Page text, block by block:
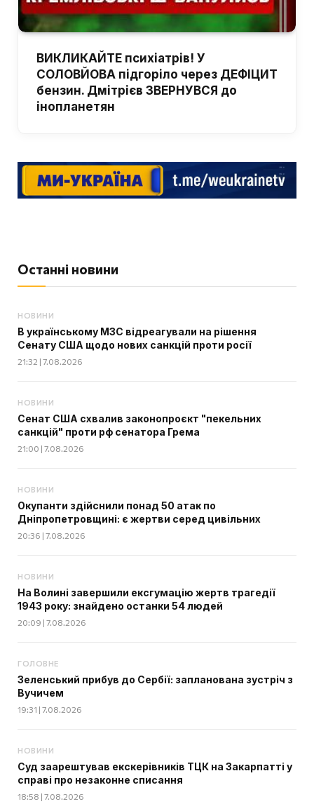
ВИКЛИКАЙТЕ психіатрів! У
СОЛОВЙОВА підгоріло через ДЕФІЦИТ
бензин. Дмітрієв ЗВЕРНУВСЯ до
інопланетян
Останні новини
НОВИНИ
В українському МЗС відреагували на рішення
Сенату США щодо нових санкцій проти росії
21:32 | 7.08.2026
НОВИНИ
Сенат США схвалив законопроєкт "пекельних
санкцій" проти рф сенатора Грема
21:00 | 7.08.2026
НОВИНИ
Окупанти здійснили понад 50 атак по
Дніпропетровщині: є жертви серед цивільних
20:36 | 7.08.2026
НОВИНИ
На Волині завершили ексгумацію жертв трагедії
1943 року: знайдено останки 54 людей
20:09 | 7.08.2026
ГОЛОВНЕ
Зеленський прибув до Сербії: запланована зустріч з
Вучичем
19:31 | 7.08.2026
НОВИНИ
Суд заарештував екскерівників ТЦК на Закарпатті у
справі про незаконне списання
18:58 | 7.08.2026